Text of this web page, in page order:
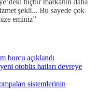
şekli... Bu sayede çok
eminiz”
borcu açıklandı
otobüs hatları devreye
sistemlerinin